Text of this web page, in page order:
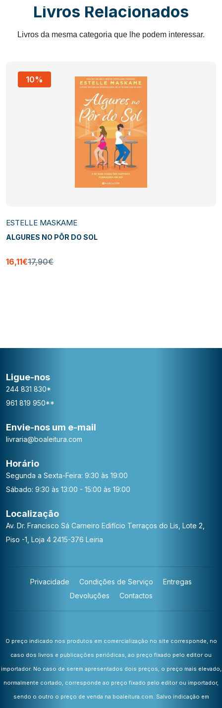
Livros Relacionados
Livros da mesma categoria que lhe podem interessar.
10%
ESTELLE MASKAME
ALGURES NO PÔR DO SOL
16,11€17,90€
Ligue-nos
244 831 830*
961 819 950**
Envie-nos um e-mail
livraria@boaleitura.com
Horário
Segunda a Sexta-Feira: 9:30 às 19:00
Sábado: 9:30 às 13:00 - 15:00 às 19:00
Localização
Av. Dr. Francisco Sá Carneiro Edifício Terraços do Lis, Lote 2,
Piso -1, Loja 4 2415-376 Leiria
Privacidade Condições de Serviço
Entregas
Devoluções
Contactos
O preço indicado nos produtos em comercialização no site corresponde, no
caso dos livros e publicações periódicas, ao preço fixado pelo editor ou
importador. No caso de serem apresentados dois preços, o preço mais elevado,
normalmente cortado, corresponde ao preço fixado pelo editor ou importador,
sendo o outro o preço de venda na boaleitura.com. Salvo indicação em